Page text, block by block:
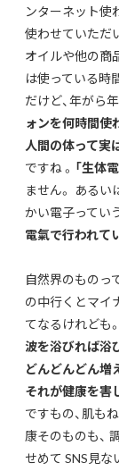
ンターネット使
使わせていただ
オイルや他の商
は使っている時
だけど、年がら
ォンを何時間使
人間の体って実
ですね 。 「生体
ません。 あるい
かい電子ってい
電氣で行われて
自然界のものっ
の中行くとマイ
てなるけれども。
波を浴びれば浴
どんどんどん増
それが健康を害
ですもの、肌も
康そのものも、
せめて SNS見な